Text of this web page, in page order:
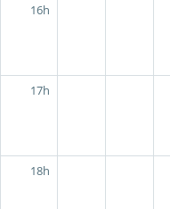
16h
17h
18h